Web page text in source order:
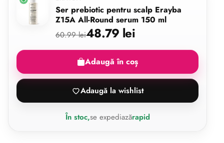
Ser prebiotic pentru scalp Erayba
Z15A All-Round serum 150 ml
60.99 lei48.79 lei
Adaugă în coș
Adaugă la wishlist
În stoc,se expediazărapid